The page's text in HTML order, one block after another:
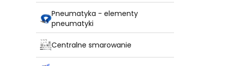
Pneumatyka - elementy
pneumatyki
Centralne smarowanie